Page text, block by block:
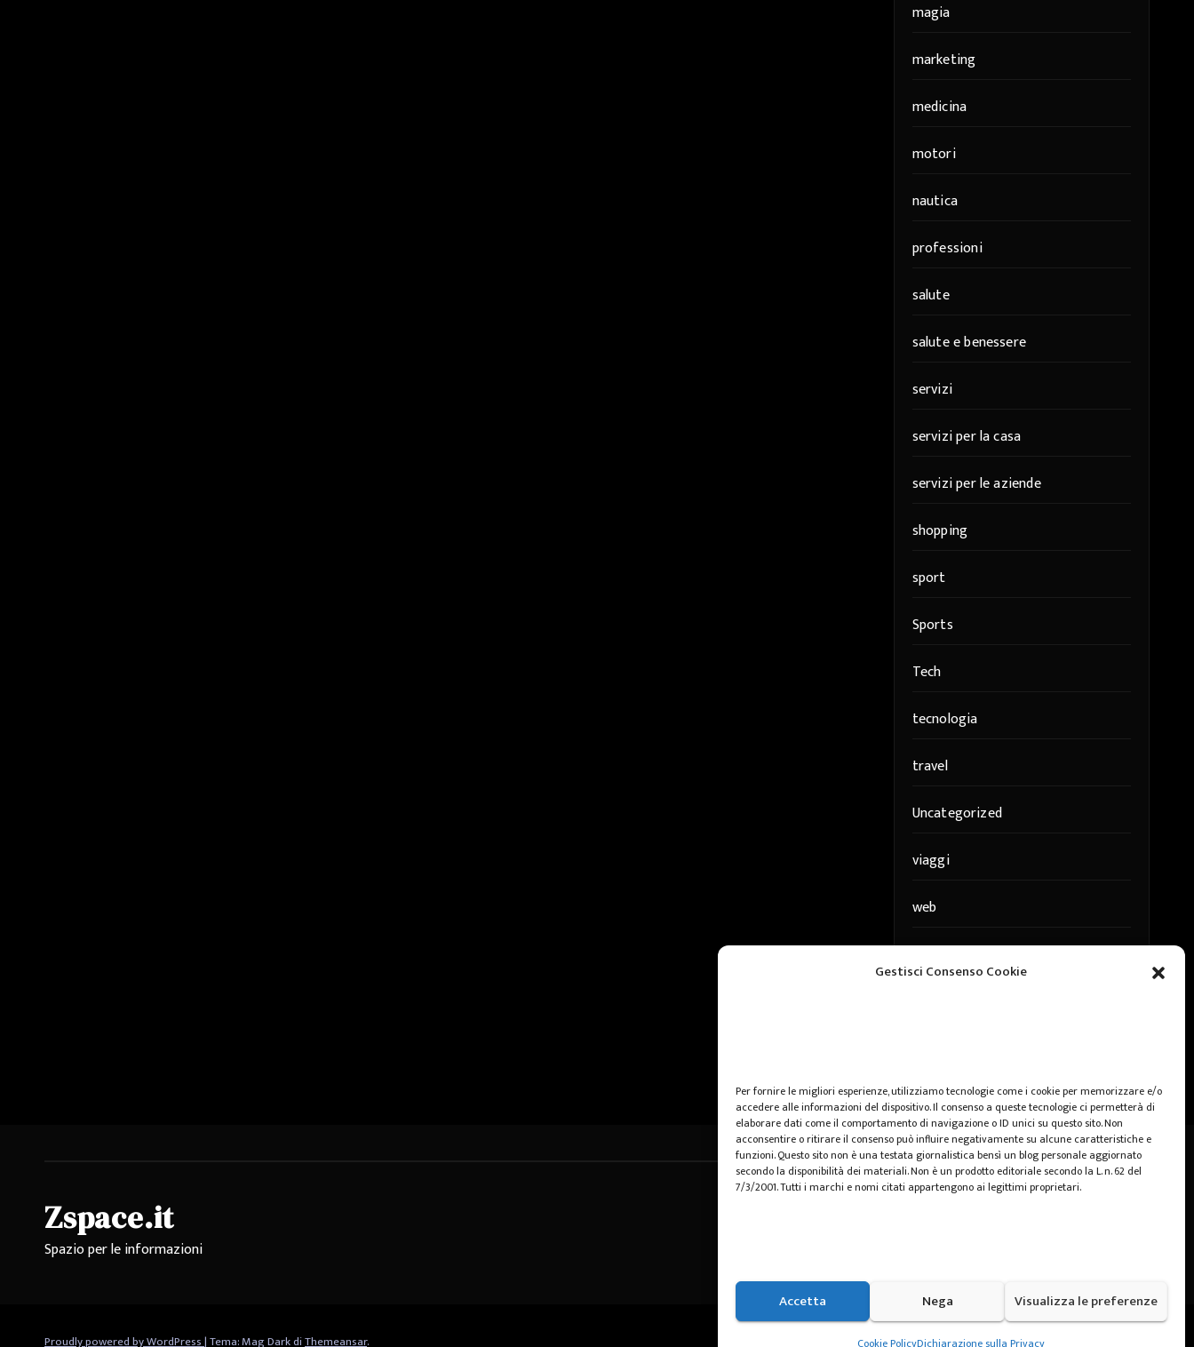
Gestisci Consenso Cookie
Per fornire le migliori esperienze, utilizziamo tecnologie come i cookie per memorizzare e/o
accedere alle informazioni del dispositivo. Il consenso a queste tecnologie ci permetterà di
elaborare dati come il comportamento di navigazione o ID unici su questo sito. Non
acconsentire o ritirare il consenso può influire negativamente su alcune caratteristiche e
funzioni. Questo sito non è una testata giornalistica bensì un blog personale aggiornato
secondo la disponibilità dei materiali. Non è un prodotto editoriale secondo la L. n. 62 del
7/3/2001. Tutti i marchi e nomi citati appartengono ai legittimi proprietari.
Accetta Nega Visualizza le preferenze
Cookie PolicyDichiarazione sulla Privacy
magia
marketing
medicina
motori
nautica
professioni
salute
salute e benessere
servizi
servizi per la casa
servizi per le aziende
shopping
sport
Sports
Tech
tecnologia
travel
Uncategorized
viaggi
web
Zspace.it
Spazio per le informazioni
Proudly powered by WordPress|Tema: Mag Dark diThemeansar. Home Cookie Policy (UE)